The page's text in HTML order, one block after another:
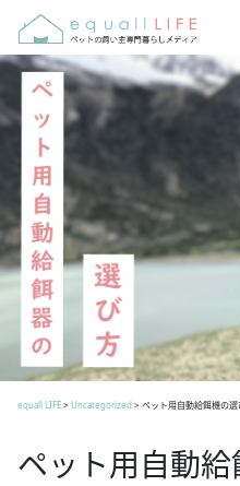
equall LIFE> Uncategorized> ペット用自動給餌機の選
ペット用自動